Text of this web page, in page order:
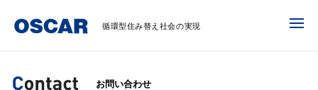
循環型住み替え社会の実現
お問い合わせ